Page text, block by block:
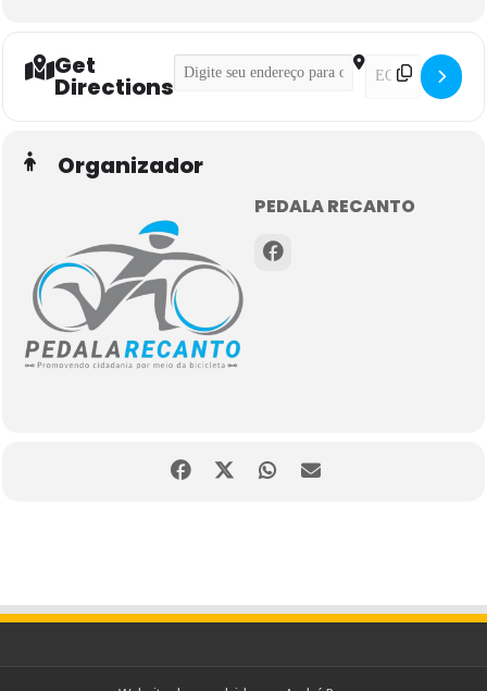
Get
Directions
Address - Pedal Seguro (em parceria com
Destination
Organizador
PEDALA RECANTO